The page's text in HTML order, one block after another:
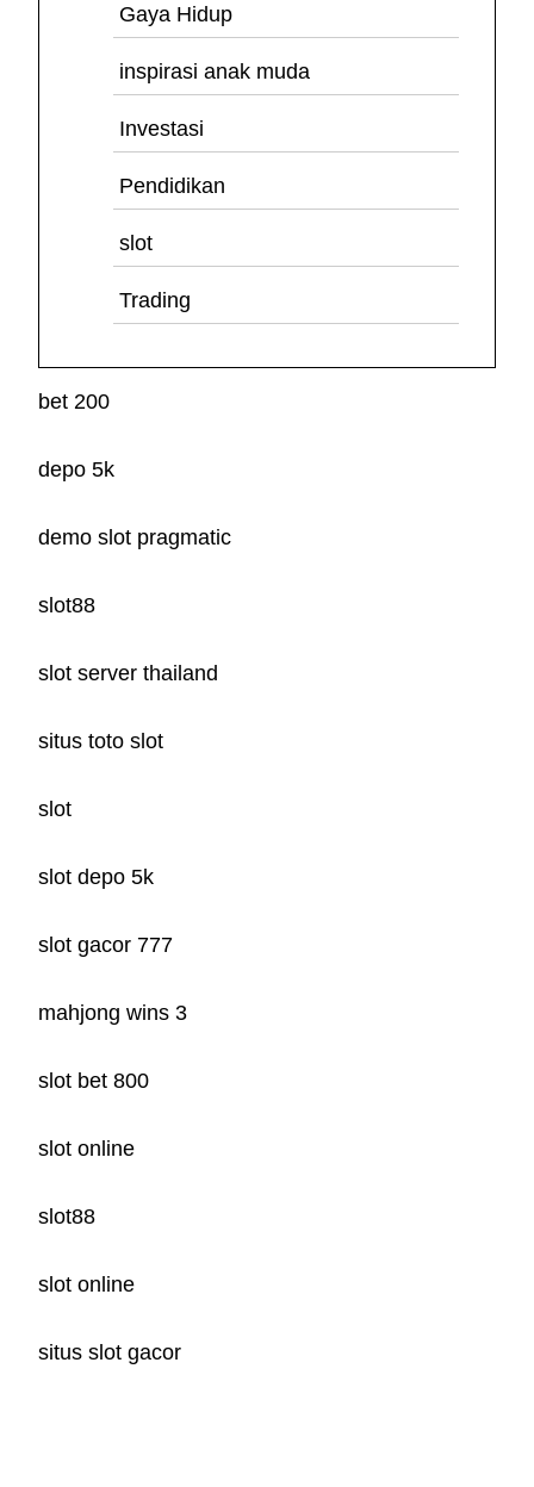
Gaya Hidup
inspirasi anak muda
Investasi
Pendidikan
slot
Trading
bet 200
depo 5k
demo slot pragmatic
slot88
slot server thailand
situs toto slot
slot
slot depo 5k
slot gacor 777
mahjong wins 3
slot bet 800
slot online
slot88
slot online
situs slot gacor